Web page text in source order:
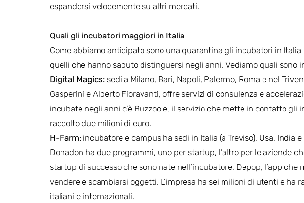
espandersi velocemente su altri mercati.
Quali gli incubatori maggiori in Italia
Come abbiamo anticipato sono una quarantina gli incubatori in Italia
quelli che hanno saputo distinguersi negli anni. Vediamo quali sono
Digital Magics: sedi a Milano, Bari, Napoli, Palermo, Roma e nel
Gasperini e Alberto Fioravanti, offre servizi di consulenza e
incubate negli anni c’è Buzzoole, il servizio che mette in contatto gli
raccolto due milioni di euro.
H-Farm: incubatore e campus ha sedi in Italia (a Treviso), Usa, India
Donadon ha due programmi, uno per startup, l’altro per le aziende
startup di successo che sono nate nell’incubatore, Depop, l’app
vendere e scambiarsi oggetti. L’impresa ha sei milioni di utenti e ha
italiani e internazionali.